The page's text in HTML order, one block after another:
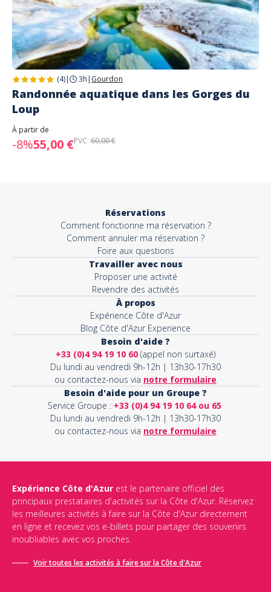
(4)| 3h | Gourdon
Randonnée aquatique dans les Gorges du
Loup
À partir de
-8%55,00 €PVC :60,00 €
Réservations
Comment fonctionne ma réservation ?
Comment annuler ma réservation ?
Foire aux questions
Travailler avec nous
Proposer une activité
Revendre des activités
À propos
Expérience Côte d'Azur
Blog Côte d'Azur Experience
Besoin d'aide ?
+33 (0)4 94 19 10 60 (appel non surtaxé)
Du lundi au vendredi 9h-12h | 13h30-17h30
ou contactez-nous via notre formulaire
Besoin d'aide pour un Groupe ?
Service Groupe : +33 (0)4 94 19 10 64 ou 65
Du lundi au vendredi 9h-12h | 13h30-17h30
ou contactez-nous via notre formulaire
Expérience Côte d'Azur est le partenaire officiel des
principaux prestataires d'activités sur la Côte d'Azur. Réservez
les meilleures activités à faire sur la Côte d'Azur directement
en ligne et recevez vos e-billets pour partager des souvenirs
inoubliables avec vos proches.
Voir toutes les activités à faire sur la Côte d'Azur